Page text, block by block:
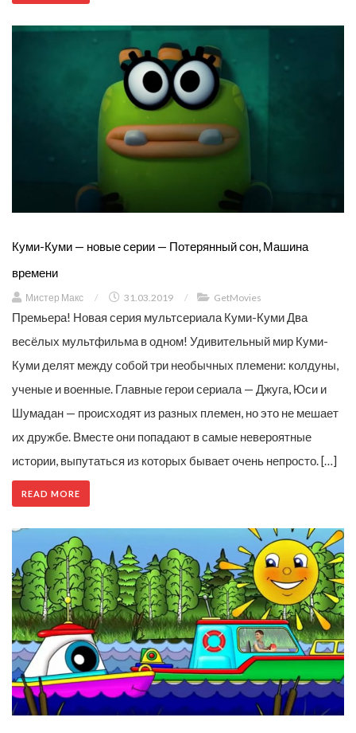
Куми-Куми — новые серии — Потерянный сон, Машина
времени
Мистер Макс / 31.03.2019 / GetMovies
Премьера! Новая серия мультсериала Куми-Куми Два
весёлых мультфильма в одном! Удивительный мир Куми-
Куми делят между собой три необычных племени: колдуны,
ученые и военные. Главные герои сериала — Джуга, Юси и
Шумадан — происходят из разных племен, но это не мешает
их дружбе. Вместе они попадают в самые невероятные
истории, выпутаться из которых бывает очень непросто. […]
READ MORE